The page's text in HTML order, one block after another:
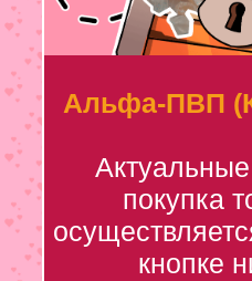
Альфа-ПВП
покупка
кнопке